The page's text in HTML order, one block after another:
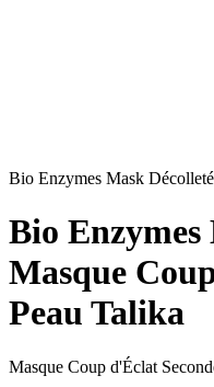
Bio Enzymes Mask Décolleté
Bio Enzymes
Masque
Peau Talika
Masque Coup d'Éclat